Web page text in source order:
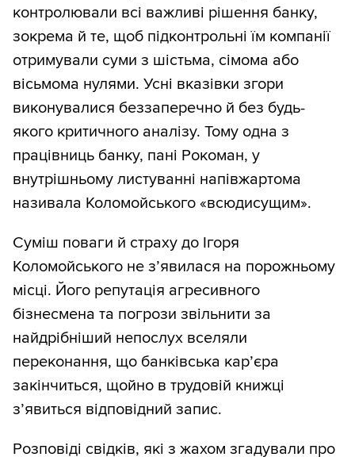
контролювали всі важливі рішення банку,
зокрема й те, щоб підконтрольні їм компанії
отримували суми з шістьма, сімома або
вісьмома нулями. Усні вказівки згори
виконувалися беззаперечно й без будь-
якого критичного аналізу. Тому одна з
працівниць банку, пані Рокоман, у
внутрішньому листуванні напівжартома
називала Коломойського «всюдисущим».
Суміш поваги й страху до Ігоря
Коломойського не з’явилася на порожньому
місці. Його репутація агресивного
бізнесмена та погрози звільнити за
найдрібніший непослух вселяли
переконання, що банківська кар’єра
закінчиться, щойно в трудовій книжці
з’явиться відповідний запис.
Розповіді свідків, які з жахом згадували про